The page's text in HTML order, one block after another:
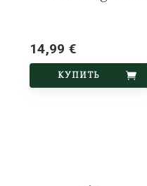
14,99 €
КУПИТЬ